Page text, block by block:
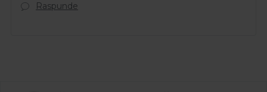
Raspunde